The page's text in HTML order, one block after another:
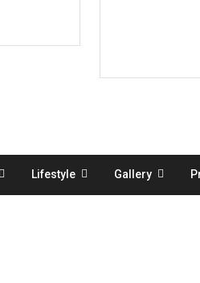
Lifestyle Gallery